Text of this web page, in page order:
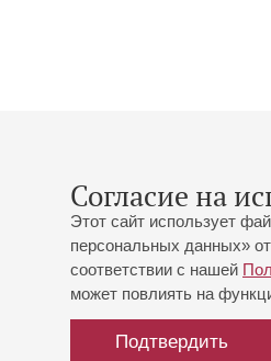
Согласие на
Этот сайт использует
персональных данных»
соответствии с нашей
может повлиять на
Подтвердить